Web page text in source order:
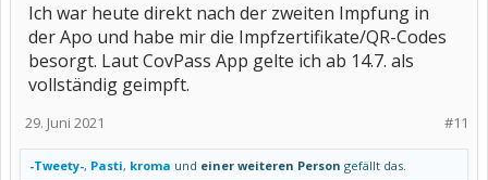
Ich war heute direkt nach der zweiten Impfung in
der Apo und habe mir die Impfzertifikate/QR-Codes
besorgt. Laut CovPass App gelte ich ab 14.7. als
vollständig geimpft.
#11
29. Juni 2021
-Tweety-, Pasti, kroma und einer weiteren Person gefällt das.